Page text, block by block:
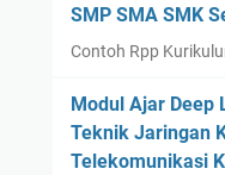
SMP SMA SMK
Contoh Rpp
Modul Ajar Deep
Teknik Jaringan
Telekomunikasi